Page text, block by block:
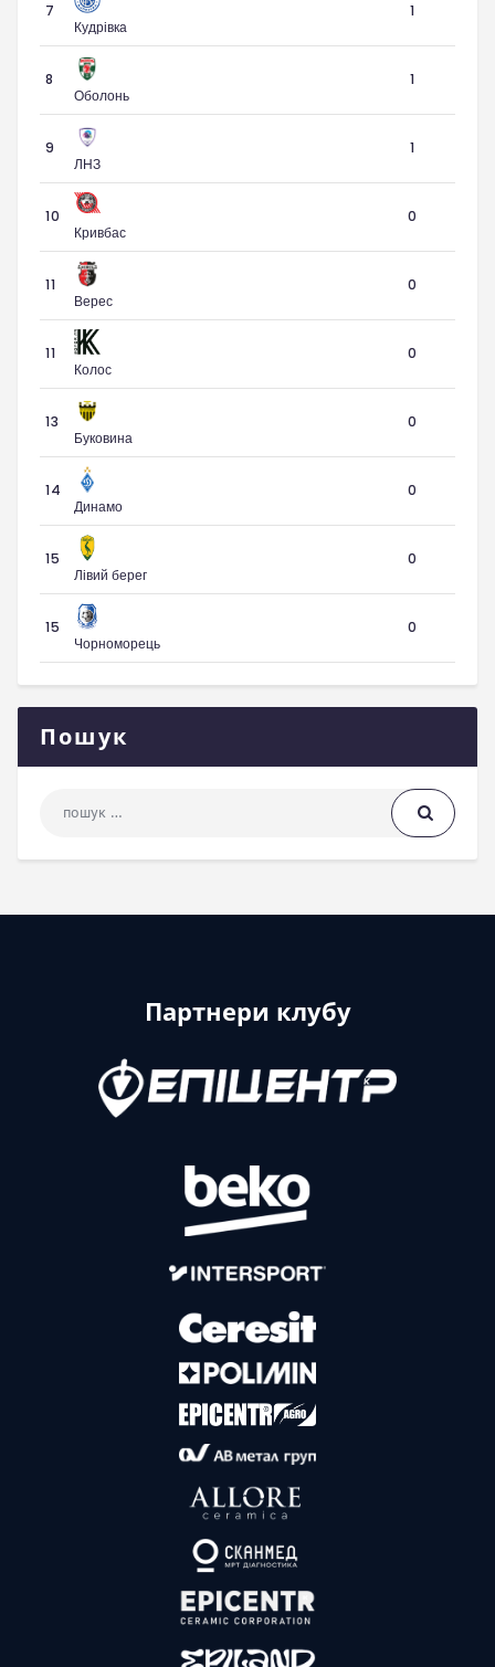
7
Кудрівка
1
8
Оболонь
1
9
ЛНЗ
1
10
Кривбас
0
11
Верес
0
11
Колос
0
13
Буковина
0
14
Динамо
0
15
Лівий берег
0
15
Чорноморець
0
Пошук